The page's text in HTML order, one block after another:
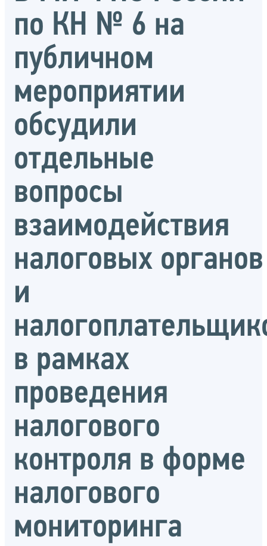
по КН № 6 на
публичном
мероприятии
обсудили
отдельные
вопросы
взаимодействия
налоговых органов
и
в рамках
проведения
налогового
контроля в форме
налогового
мониторинга